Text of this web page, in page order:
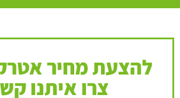
להצעת מחיר
צרו איתנו